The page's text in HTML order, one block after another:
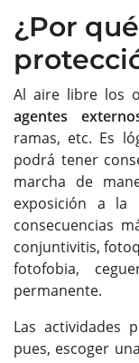
¿Por
Al aire libre los
agentes
ramas, etc. Es
podrá tener
marcha de
exposición a la
consecuencias
conjuntivitis,
fotofobia,
permanente.
Las actividades
pues, escoger